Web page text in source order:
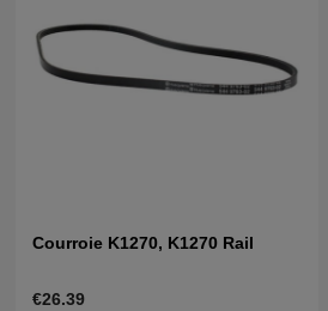
Courroie K1270, K1270 Rail
€26.39